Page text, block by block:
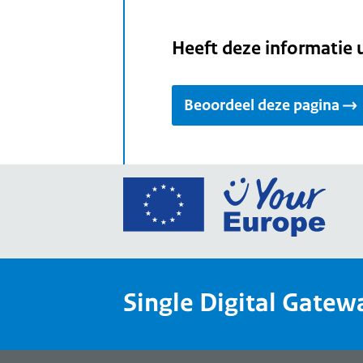
Heeft deze informatie
Beoordeel deze pagina
Ga
Your
een
Single Digital